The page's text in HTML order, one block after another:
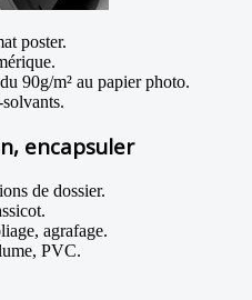
poster.
90g/m² au papier photo.
encapsuler
de dossier.
agrafage.
PVC.